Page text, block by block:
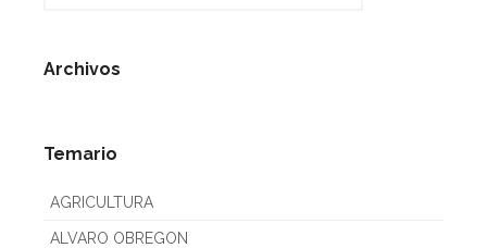
Archivos
Temario
AGRICULTURA
ALVARO OBREGON